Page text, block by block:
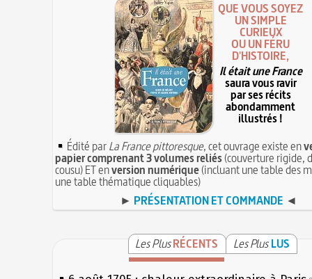
QUE VOUS SOYEZ
UN SIMPLE
CURIEUX
OU UN FÉRU
D'HISTOIRE,
Il était une France
saura vous ravir
par ses récits
abondamment
illustrés !
Édité parLa France pittoresque, cet ouvrage existe en
papier comprenant 3 volumes reliés(couverture rigide,
cousu) ET enversion numérique(incluant une table des
une table thématique cliquables)
► PRÉSENTATION ET COMMANDE ◄
Les PlusRÉCENTS Les Plus LUS